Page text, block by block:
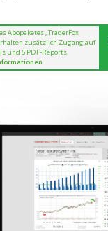
Abopaketes „TraderFox
zusätzlich Zugang auf
und 5 PDF-Reports.